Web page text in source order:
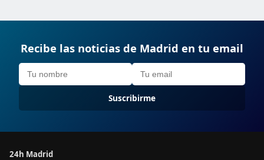
Recibe las noticias de Madrid en tu email
Suscribirme
24h Madrid